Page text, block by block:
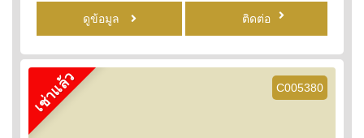
ดูข้อมูล ติดต่อ
C005380
เช่าแล้ว